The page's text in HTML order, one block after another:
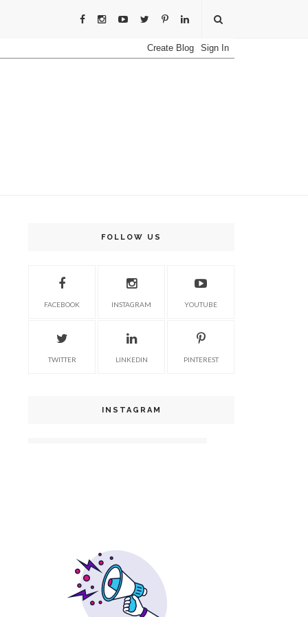
FOLLOW US
FACEBOOK INSTAGRAM YOUTUBE
TWITTER LINKEDIN PINTEREST
INSTAGRAM